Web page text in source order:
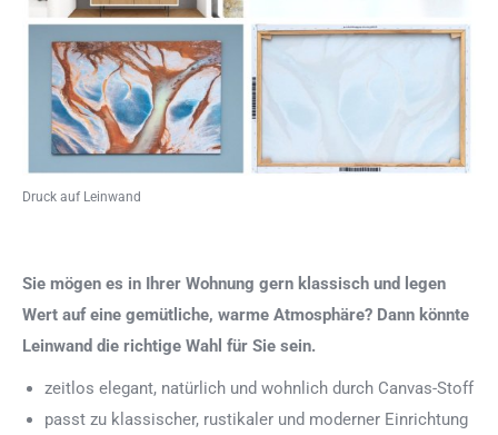
Druck auf Leinwand
Sie mögen es in Ihrer Wohnung gern klassisch und legen
Wert auf eine gemütliche, warme Atmosphäre? Dann könnte
Leinwand die richtige Wahl für Sie sein.
zeitlos elegant, natürlich und wohnlich durch Canvas-Stoff
passt zu klassischer, rustikaler und moderner Einrichtung